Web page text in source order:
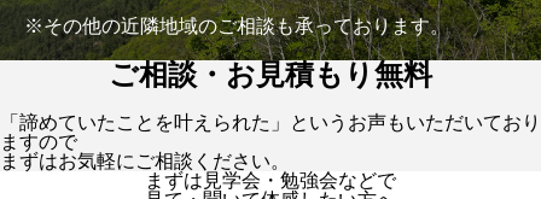
※その他の近隣地域のご相談も承っております。
ご相談・お見積もり無料
「諦めていたことを叶えられた」というお声もいただいており
ますので
まずはお気軽にご相談ください。
まずは見学会・勉強会などで